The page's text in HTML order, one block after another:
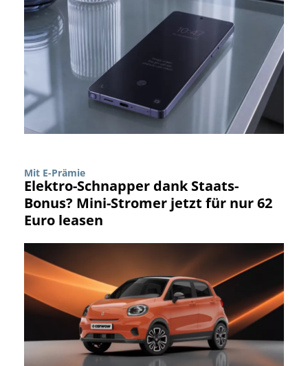
Mit E-Prämie
Elektro-Schnapper dank Staats-
Bonus? Mini-Stromer jetzt für nur 62
Euro leasen